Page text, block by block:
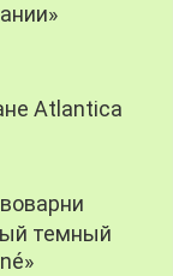
Atlantica
темный